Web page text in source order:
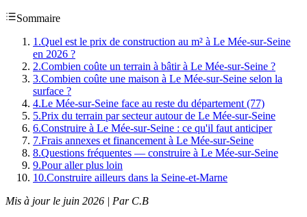
Sommaire
1 .Quel est le prix de construction au m² à Le Mée-sur-Seine
en 2026 ?
2.Combien coûte un terrain à bâtir à Le Mée-sur-Seine ?
3.Combien coûte une maison à Le Mée-sur-Seine selon la
surface ?
4.Le Mée-sur-Seine face au reste du département (77)
5.Prix du terrain par secteur autour de Le Mée-sur-Seine
6.Construire à Le Mée-sur-Seine : ce qu'il faut anticiper
7.Frais annexes et financement à Le Mée-sur-Seine
8.Questions fréquentes — construire à Le Mée-sur-Seine
9.Pour aller plus loin
10.Construire ailleurs dans la Seine-et-Marne
Mis à jour le juin 2026 | Par C.B